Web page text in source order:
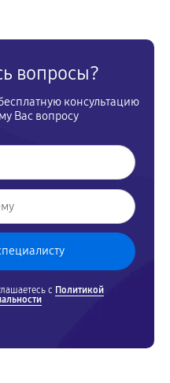
вопросы?
консультацию
Вас вопросу
с Политикой